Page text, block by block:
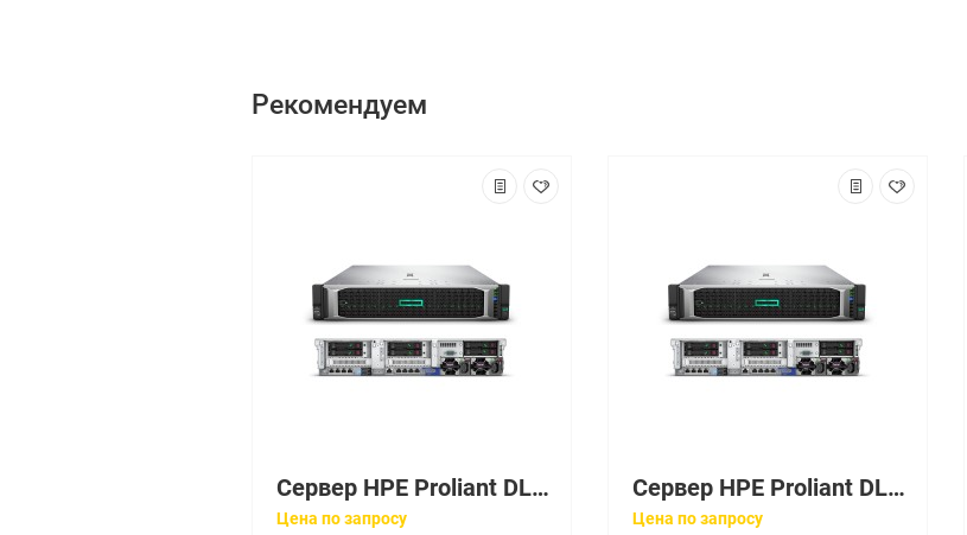
Рекомендуем
Сервер HPE Proliant DL360 Gen10, 1x 4208 Xeon-S 8C 2.1GHz, 1x16GB-R DDR4, S100i/ZM (RAID 0,1,5,10) noHDD (4 LFF 3.5'' HP) 1x500W (up2), 4x1Gb/s FLR, noDVD, iLO5, Rack1U, 3-3-3
Цена по запросу
Сервер HPE Proliant DL360 Gen10 Bronze 3204 Rack(1U)/Xeon6C 1.9GHz(8,25Mb)/1x16GbR2D_2933/S100i(ZM/RAID 0/1/10/5)/noHDD(8/10+1up)SFF/ noDVD/iLOstd/5HPfans/4x1GbEth/EasyRK/1x500wFPlat(2up)
Цена по запросу